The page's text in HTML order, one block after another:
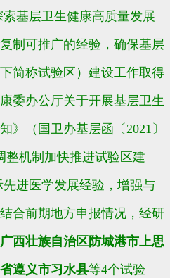
索基层卫生健康高质量发展
制可推广的经验，确保基层
简称试验区）建设工作取得
委办公厅关于开展基层卫生
》（国卫办基层函〔2021〕
整机制加快推进试验区建
进医学发展经验，增强与
合前期地方申报情况，经研
西壮族自治区防城港市上思
遵义市习水县等4个试验